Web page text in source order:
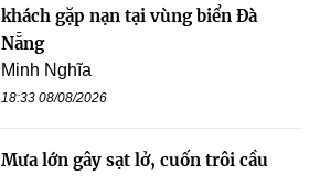
khách gặp nạn tại vùng biển Đà
Nẵng
Minh Nghĩa
18:33 08/08/2026
Mưa lớn gây sạt lở, cuốn trôi cầu